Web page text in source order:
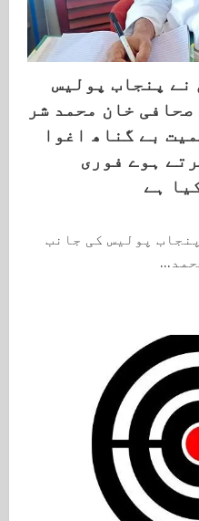
پنجاب پولیس
خان محمد شر
بے گناھ اغوا
ہوے فوری
ہے
پولیس کی جانب